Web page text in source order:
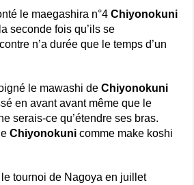
le maegashira n°4Chiyonokuni
seconde fois qu’ils se
n’a durée que le temps d’un
le mawashi deChiyonokuni
en avant avant même que le
serais-ce qu’étendre ses bras.
Chiyonokuni comme make koshi
tournoi de Nagoya en juillet